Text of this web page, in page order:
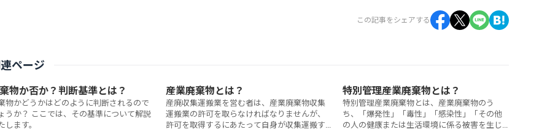
この記事をシェアする
ページ
物か否か？判断基準とは？
物かどうかはどのように判断されるので
うか？ ここでは、その基準について解説
します。
産業廃棄物とは？
産廃収集運搬業を営む者は、産業廃棄物収集
運搬業の許可を取らなければなりませんが、
許可を取得するにあたって自身が収集運搬す
特別管理産業廃棄物とは？
特別管理産業廃棄物とは、産業廃棄物のう
ち、「爆発性」「毒性」「感染性」「その他
の人の健康または生活環境に係る被害を生じ